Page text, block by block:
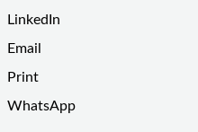
LinkedIn
Email
Print
WhatsApp